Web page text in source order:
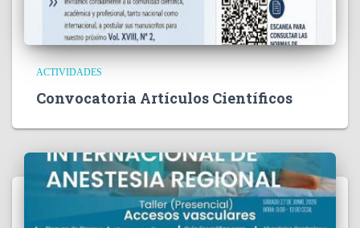
ACTIVIDADES
Convocatoria Artículos Científicos